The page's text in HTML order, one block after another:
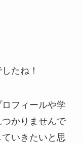
たね！
フィールや学
かりませんで
いきたいと思